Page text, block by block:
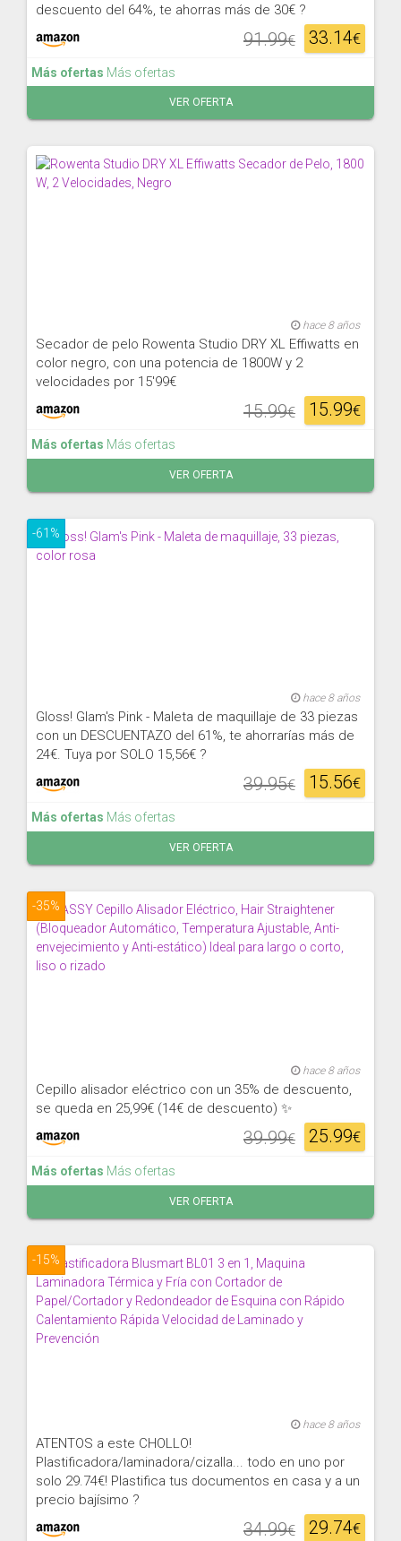
descuento del 64%, te ahorras más de 30€ ?
33.14€
91.99€
Más ofertas Más ofertas
VER OFERTA
hace 8 años
Secador de pelo Rowenta Studio DRY XL Effiwatts en
color negro, con una potencia de 1800W y 2
velocidades por 15'99€
15.99€
15.99€
Más ofertas Más ofertas
VER OFERTA
-61%
hace 8 años
Gloss! Glam's Pink - Maleta de maquillaje de 33 piezas
con un DESCUENTAZO del 61%, te ahorrarías más de
24€. Tuya por SOLO 15,56€ ?
15.56€
39.95€
Más ofertas Más ofertas
VER OFERTA
-35%
hace 8 años
Cepillo alisador eléctrico con un 35% de descuento,
se queda en 25,99€ (14€ de descuento) ✨
25.99€
39.99€
Más ofertas Más ofertas
VER OFERTA
-15%
hace 8 años
ATENTOS a este CHOLLO!
Plastificadora/laminadora/cizalla... todo en uno por
solo 29.74€! Plastifica tus documentos en casa y a un
precio bajísimo ?
29.74€
34.99€